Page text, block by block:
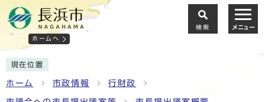
ホームへ
検索 メニュー
現在位置
ホーム 市政情報 行財政